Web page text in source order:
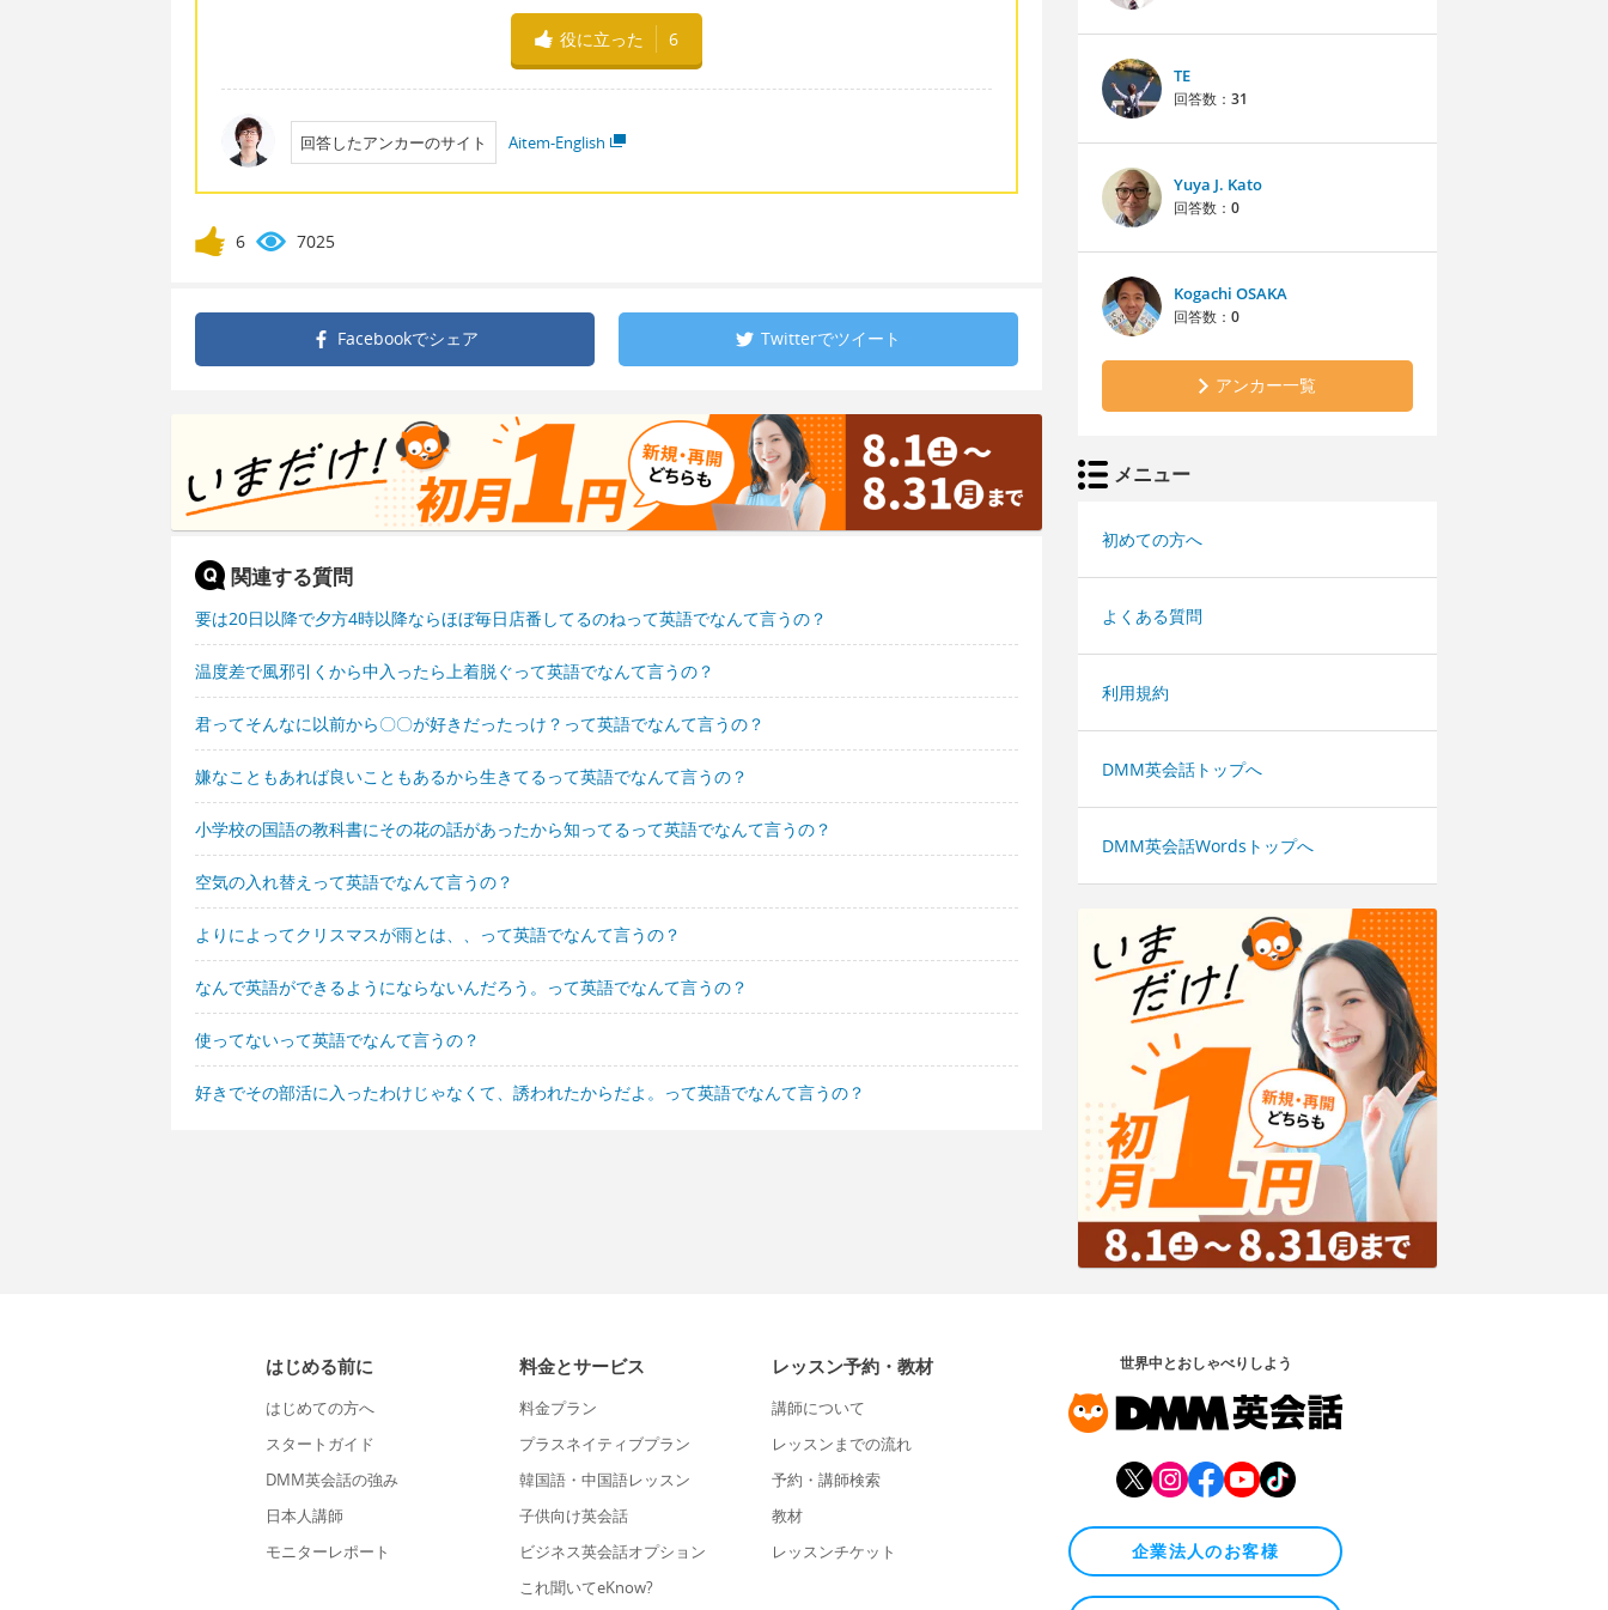
役に立った 6
回答したアンカーのサイト Aitem-English
6 7025
Facebookでシェア Twitterでツイート
関連する質問
要は20日以降で夕方4時以降ならほぼ毎日店番してるのねって英語でなんて言うの？
温度差で風邪引くから中入ったら上着脱ぐって英語でなんて言うの？
君ってそんなに以前から〇〇が好きだったっけ？って英語でなんて言うの？
嫌なこともあれば良いこともあるから生きてるって英語でなんて言うの？
小学校の国語の教科書にその花の話があったから知ってるって英語でなんて言うの？
空気の入れ替えって英語でなんて言うの？
よりによってクリスマスが雨とは、、って英語でなんて言うの？
なんで英語ができるようにならないんだろう。って英語でなんて言うの？
使ってないって英語でなんて言うの？
好きでその部活に入ったわけじゃなくて、誘われたからだよ。って英語でなんて言うの？
TE
回答数： 31
Yuya J. Kato
回答数： 0
Kogachi OSAKA
回答数： 0
アンカー一覧
メニュー
初めての方へ
よくある質問
利用規約
DMM英会話トップへ
DMM英会話Wordsトップへ
はじめる前に
はじめての方へ
スタートガイド
DMM英会話の強み
日本人講師
モニターレポート
料金とサービス
料金プラン
プラスネイティブプラン
韓国語・中国語レッスン
子供向け英会話
ビジネス英会話オプション
これ聞いてeKnow?
レッスン予約・教材
講師について
レッスンまでの流れ
予約・講師検索
教材
レッスンチケット
世界中とおしゃべりしよう
企業法人のお客様